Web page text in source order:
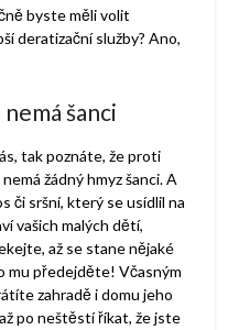
byste měli volit
deratizační služby? Ano,
šanci
tak poznáte, že proti
žádný hmyz šanci. A
či sršní, který se usídlil na
vašich malých dětí,
až se stane nějaké
předejděte! Včasným
zahradě i domu jeho
po neštěstí říkat, že jste